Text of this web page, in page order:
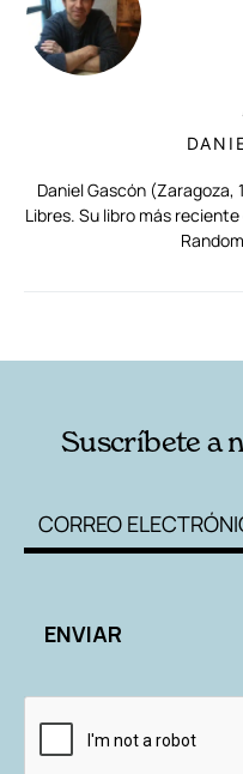
Daniel Gascón (Zaragoza,
Libres. Su libro más
Suscríbete a